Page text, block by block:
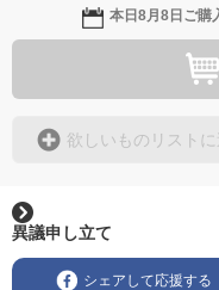
本日8月8日 ご購
欲しいものリスト
異議申し立て
シェアして応援する